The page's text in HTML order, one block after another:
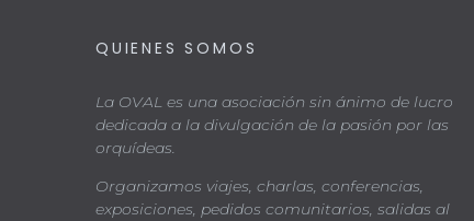
QUIENES SOMOS
La OVAL es una asociación sin ánimo de lucro
dedicada a la divulgación de la pasión por las
orquídeas.
Organizamos viajes, charlas, conferencias,
exposiciones, pedidos comunitarios, salidas al